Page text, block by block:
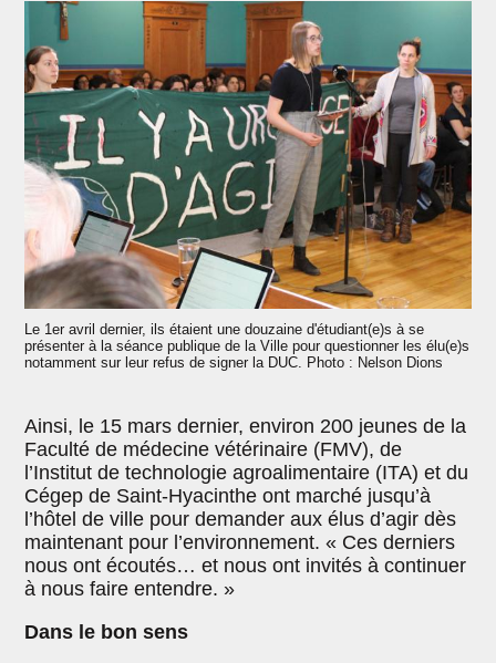
Le 1er avril dernier, ils étaient une douzaine d'étudiant(e)s à se
présenter à la séance publique de la Ville pour questionner les élu(e)s
notamment sur leur refus de signer la DUC. Photo : Nelson Dions
Ainsi, le 15 mars dernier, environ 200 jeunes de la
Faculté de médecine vétérinaire (FMV), de
l’Institut de technologie agroalimentaire (ITA) et du
Cégep de Saint-Hyacinthe ont marché jusqu’à
l’hôtel de ville pour demander aux élus d’agir dès
maintenant pour l’environnement. « Ces derniers
nous ont écoutés… et nous ont invités à continuer
à nous faire entendre. »
Dans le bon sens